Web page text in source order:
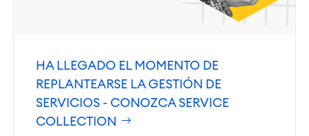
HA LLEGADO EL MOMENTO DE
REPLANTEARSE LA GESTIÓN DE
SERVICIOS - CONOZCA SERVICE
COLLECTION